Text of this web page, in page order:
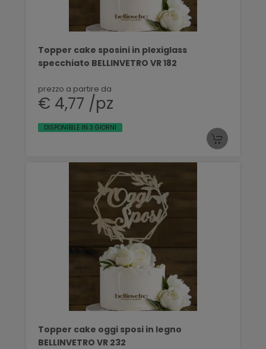
Topper cake sposini in plexiglass
specchiato BELLINVETRO VR 182
prezzo a partire da
€ 4,77 /pz
DISPONIBILE IN 3 GIORNI
Topper cake oggi sposi in legno
BELLINVETRO VR 232